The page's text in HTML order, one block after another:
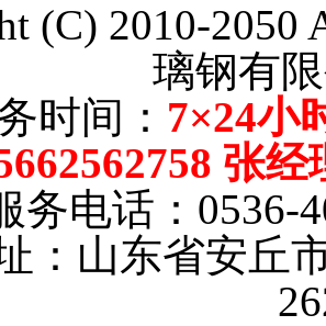
(C) 2010-2050
璃钢有
时间： 7×24小
张
务电话：
：山东省安丘